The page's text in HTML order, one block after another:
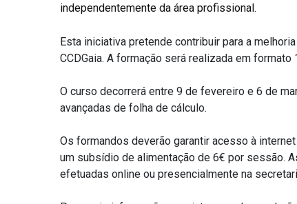
independentemente da área profissional.
Esta iniciativa pretende contribuir para a
CCDGaia. A formação será realizada em
O curso decorrerá entre 9 de fevereiro e 6 de
avançadas de folha de cálculo.
Os formandos deverão garantir acesso à
um subsídio de alimentação de 6€ por sessão.
efetuadas online ou presencialmente na